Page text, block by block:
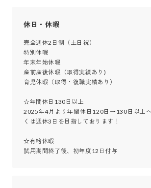
休日・休暇
完全週休2日制（土日祝）
特別休暇
年末年始休暇
産前産後休暇（取得実績あり)
育児休暇（取得・復職実績あり）
☆年間休日130日以上
2025年4月より年間休日120日→130日以上
くは週休3日を目指しております！
☆有給休暇
試用期間終了後、初年度12日付与